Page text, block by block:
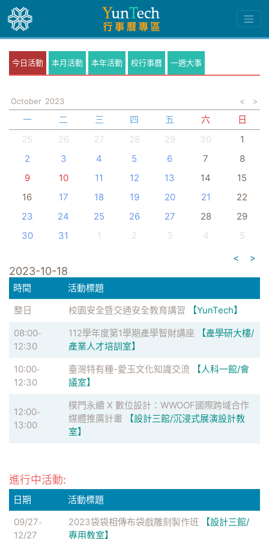
今日活動 本月活動 本年活動 校行事曆 一週大事
October 2023 < >
一 二 三 四 五 六
日
25
26 27 28 29 30
1
2
3 4 5 6 7
8
9
10 11 12 13 14
15
16
17 18 19 20 21
22
23
24 25 26 27 28
29
30
31 1 2 3 4
5
<
>
2023-10-18
時間
活動標題
整日
校園安全暨交通安全教育講習
【YunTech】
08:00-
12:30
112學年度第1學期產學智財講座
【產學研大樓/
產業人才培訓室】
10:00-
12:30
臺灣特有種-愛玉文化知識交流
【人科一館/會
議室】
12:00-
13:00
樸門永續 X 數位設計：WWOOF國際跨域合作
媒體推廣計畫
【設計三館/沉浸式展演設計教
室】
進行中活動:
日期
活動標題
09/27-
12/27
2023袋袋相傳布袋戲雕刻製作班
【設計三館/
專用教室】